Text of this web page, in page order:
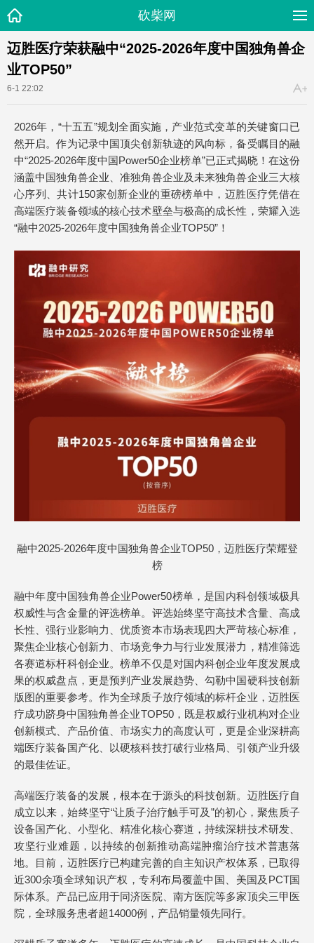
砍柴网
迈胜医疗荣获融中“2025-2026年度中国独角兽企
业TOP50”
6-1 22:02
2026年，“十五五”规划全面实施，产业范式变革的关键窗口已
然开启。作为记录中国顶尖创新轨迹的风向标，备受瞩目的融
中“2025-2026年度中国Power50企业榜单”已正式揭晓！在这份
涵盖中国独角兽企业、准独角兽企业及未来独角兽企业三大核
心序列、共计150家创新企业的重磅榜单中，迈胜医疗凭借在
高端医疗装备领域的核心技术壁垒与极高的成长性，荣耀入选
“融中2025-2026年度中国独角兽企业TOP50”！
融中2025-2026年度中国独角兽企业TOP50，迈胜医疗荣耀登
榜
融中年度中国独角兽企业Power50榜单，是国内科创领域极具
权威性与含金量的评选榜单。评选始终坚守高技术含量、高成
长性、强行业影响力、优质资本市场表现四大严苛核心标准，
聚焦企业核心创新力、市场竞争力与行业发展潜力，精准筛选
各赛道标杆科创企业。榜单不仅是对国内科创企业年度发展成
果的权威盘点，更是预判产业发展趋势、勾勒中国硬科技创新
版图的重要参考。作为全球质子放疗领域的标杆企业，迈胜医
疗成功跻身中国独角兽企业TOP50，既是权威行业机构对企业
创新模式、产品价值、市场实力的高度认可，更是企业深耕高
端医疗装备国产化、以硬核科技打破行业格局、引领产业升级
的最佳佐证。
高端医疗装备的发展，根本在于源头的科技创新。迈胜医疗自
成立以来，始终坚守“让质子治疗触手可及”的初心，聚焦质子
设备国产化、小型化、精准化核心赛道，持续深耕技术研发、
攻坚行业难题，以持续的创新推动高端肿瘤治疗技术普惠落
地。目前，迈胜医疗已构建完善的自主知识产权体系，已取得
近300余项全球知识产权，专利布局覆盖中国、美国及PCT国
际体系。产品已应用于同济医院、南方医院等多家顶尖三甲医
院，全球服务患者超14000例，产品销量领先同行。